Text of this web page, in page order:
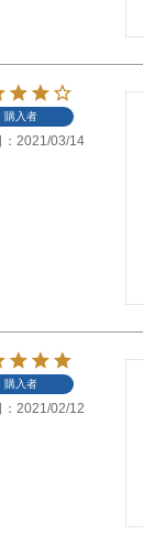
購入者
2021/03/14
購入者
2021/02/12